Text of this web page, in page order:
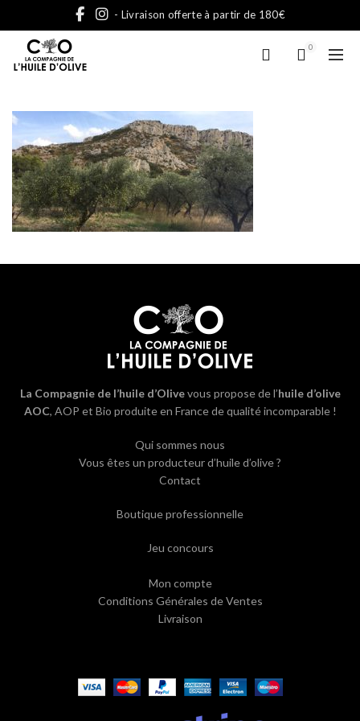
- Livraison offerte à partir de 180€
0
La Compagnie de l’huile d’Olivevous propose de l’huile d’olive
AOC, AOP et Bio produite en France de qualité incomparable !
Qui sommes nous
Vous êtes un producteur d’huile d’olive ?
Contact
Boutique professionnelle
Jeu concours
Mon compte
Conditions Générales de Ventes
Livraison